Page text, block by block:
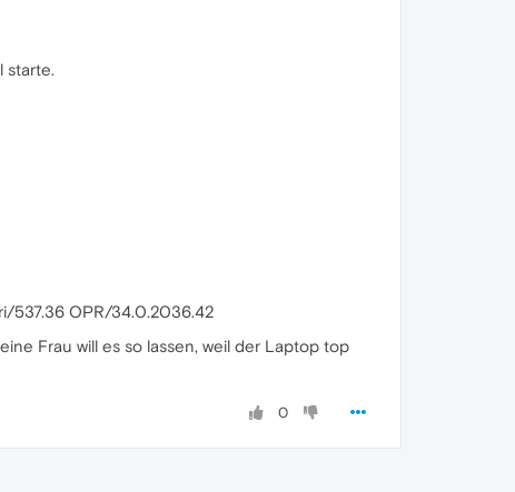
starte.
537.36 OPR/34.0.2036.42
Frau will es so lassen, weil der Laptop top
0